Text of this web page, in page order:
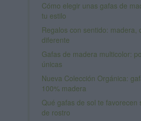
Cómo elegir unas gafas de
tu estilo
Regalos con sentido: madera,
diferente
Gafas de madera multicolor:
únicas
Nueva Colección Orgánica:
100% madera
Qué gafas de sol te favorecen
de rostro